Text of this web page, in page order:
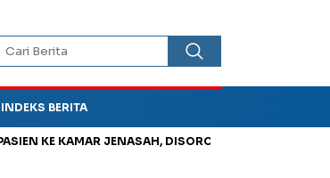
INDEKS BERITA
KE KAMAR JENASAH, DISOROT